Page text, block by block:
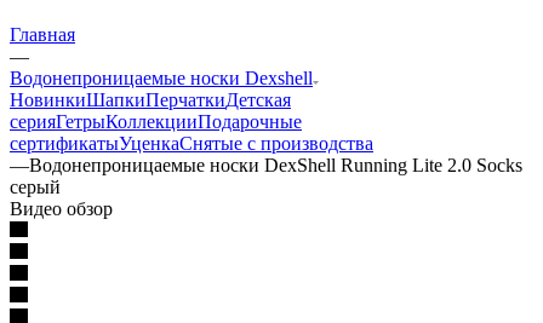
Главная
—
Водонепроницаемые носки Dexshell
НовинкиШапкиПерчаткиДетская
серияГетрыКоллекцииПодарочные
сертификатыУценкаСнятые с производства
—Водонепроницаемые носки DexShell Running Lite 2.0 Socks
серый
Видео обзор